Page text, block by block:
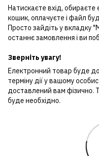
Натискаєте вхід,
кошик, оплачуєте і файл
Просто зайдіть у вкладку
останнє замовлення і ви
Зверніть увагу!
Електронний товар буде
терміну дії у вашому
доставлений вам фізично.
буде необхідно.